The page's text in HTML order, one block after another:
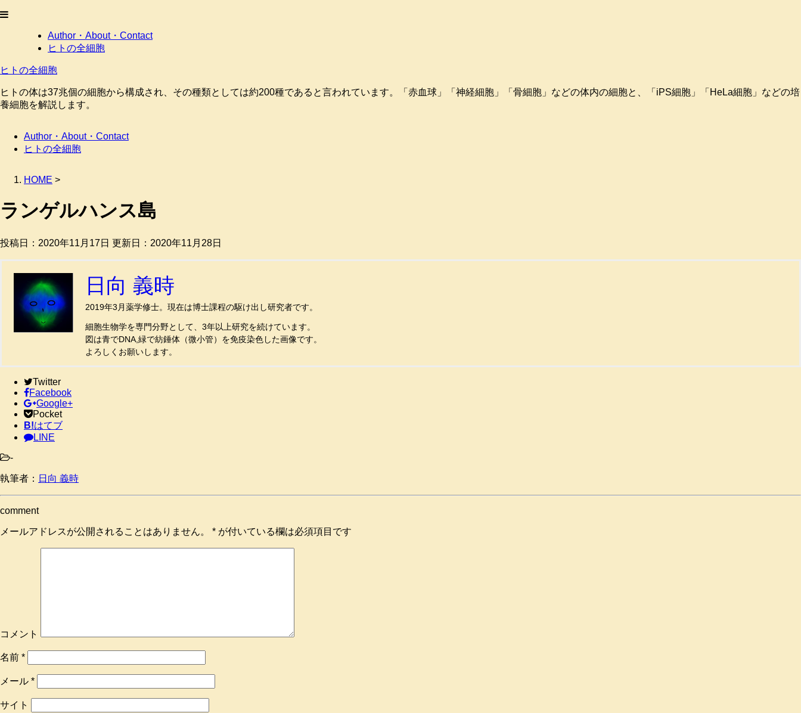
Author・About・Contact
ヒトの全細胞
ヒトの全細胞
ヒトの体は37兆個の細胞から構成され、その種類としては約200種であると言われています。「赤血球」「神経細胞」「骨細胞」などの体内の細胞と、「iPS細胞」「HeLa細胞」などの培
養細胞を解説します。
Author・About・Contact
ヒトの全細胞
HOME >
ランゲルハンス島
投稿日：2020年11月17日 更新日： 2020年11月28日
日向 義時
2019年3月薬学修士。現在は博士課程の駆け出し研究者です。
細胞生物学を専門分野として、3年以上研究を続けています。
図は青でDNA,緑で紡錘体（微小管）を免疫染色した画像です。
よろしくお願いします。
Twitter
Facebook
Google+
Pocket
B!はてブ
LINE
-
執筆者： 日向 義時
comment
メールアドレスが公開されることはありません。 * が付いている欄は必須項目です
コメント
名前 *
メール *
サイト